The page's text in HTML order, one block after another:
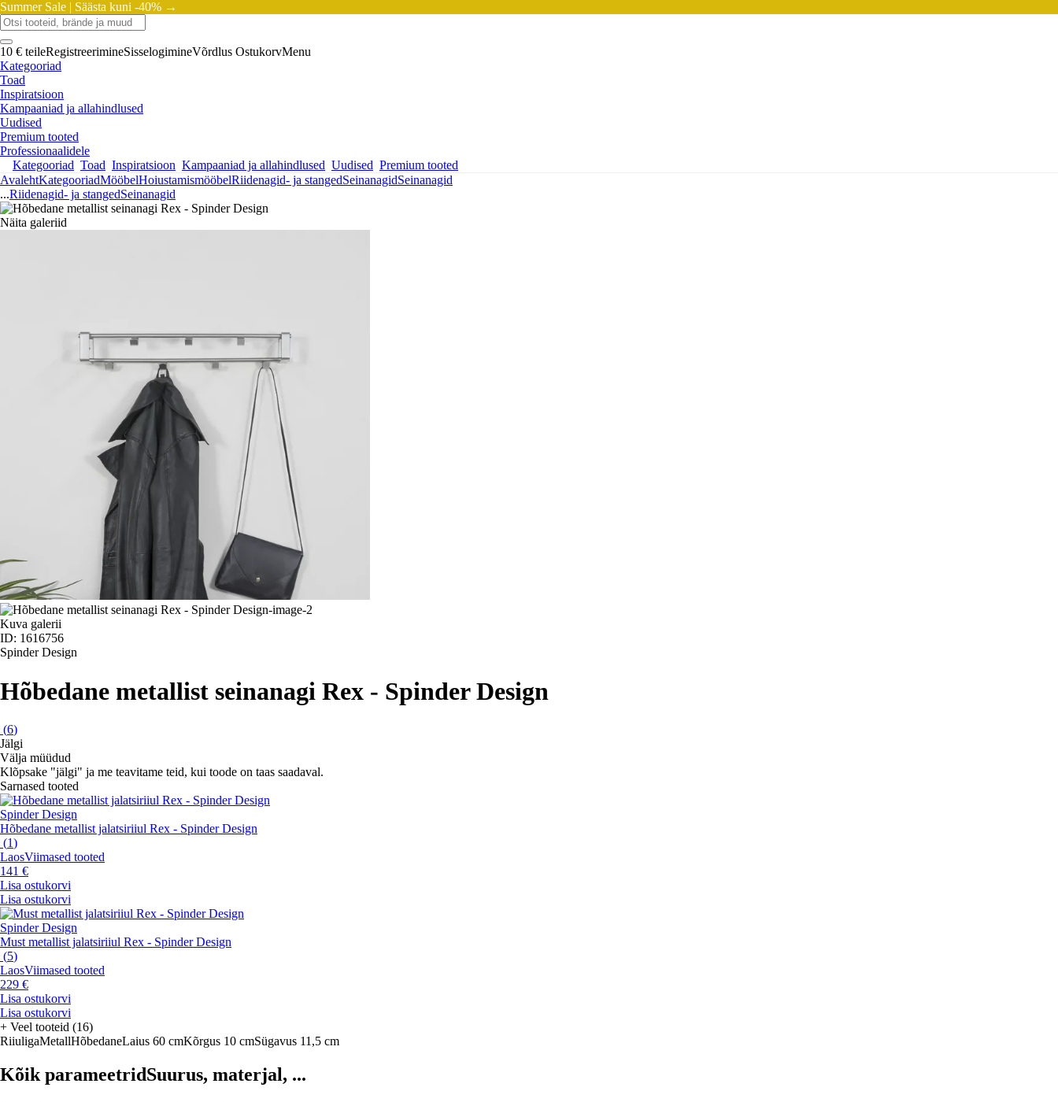
Summer Sale | Säästa kuni -40% →
10 € teileRegistreerimineSisselogimineVõrdlus OstukorvMenu
Kategooriad
Toad
Inspiratsioon
Kampaaniad ja allahindlused
Uudised
Premium tooted
Professionaalidele
Kategooriad Toad Inspiratsioon Kampaaniad ja allahindlused Uudised Premium tooted
AvalehtKategooriadMööbelHoiustamismööbelRiidenagid- ja stangedSeinanagidSeinanagid
...Riidenagid- ja stangedSeinanagid
Näita galeriid
Kuva galerii
ID: 1616756
Spinder Design
Hõbedane metallist seinanagi Rex - Spinder Design
(6)
Jälgi
Välja müüdud
Klõpsake "jälgi" ja me teavitame teid, kui toode on taas saadaval.
Sarnased tooted
Spinder Design
Hõbedane metallist jalatsiriiul Rex - Spinder Design
(1)
LaosViimased tooted
141 €
Lisa ostukorvi
Lisa ostukorvi
Spinder Design
Must metallist jalatsiriiul Rex - Spinder Design
(5)
LaosViimased tooted
229 €
Lisa ostukorvi
Lisa ostukorvi
+ Veel tooteid (16)
RiiuligaMetallHõbedaneLaius 60 cmKõrgus 10 cmSügavus 11,5 cm
Kõik parameetridSuurus, materjal, ...